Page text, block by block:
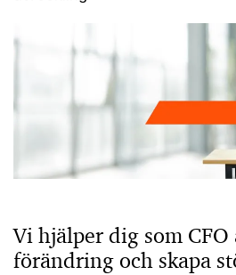
Vi hjälper dig som
förändring och skapa